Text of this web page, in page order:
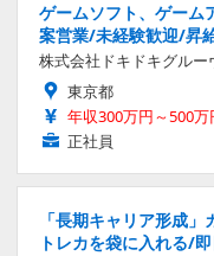
ゲームソフト、ゲーム
案営業/未経験歓迎/昇
株式会社ドキドキグルー
東京都
年収300万円～500万
正社員
「長期キャリア形成
トレカを袋に入れる/